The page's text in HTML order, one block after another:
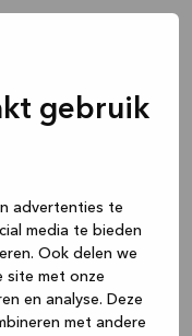
gebruik
advertenties te
media te bieden
Ook delen we
site met onze
en analyse. Deze
met andere